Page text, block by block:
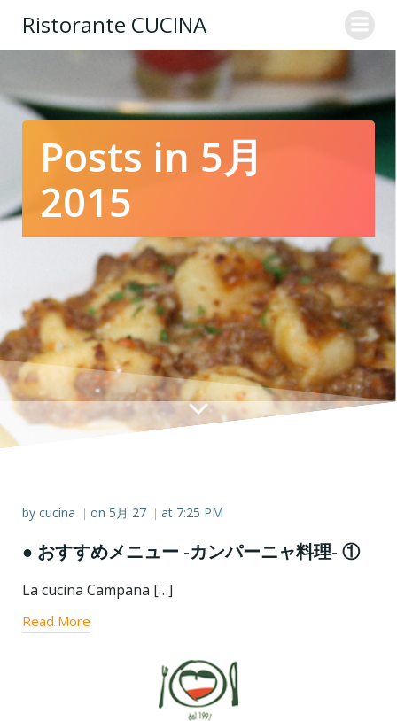
ン
テ
ン
ツ
へ
キ
Ristorante CUCINA
Posts in 5月
2015
by cucina | on 5月 27 | at 7:25 PM
● おすすめメニュー -カンパーニャ料理- ①
La cucina Campana […]
Read More